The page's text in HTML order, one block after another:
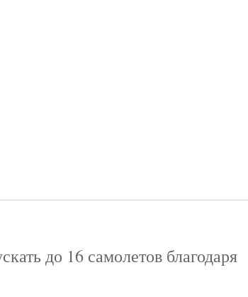
до 16 самолетов благодаря